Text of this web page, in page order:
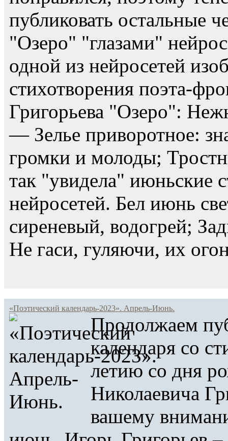
публиковать остальные
"Озеро" "глазами"
одной из нейросетей
стихотворения поэта-
Григорьева "Озеро":
— Зелье приворотное:
громки и молоды;
так "увидела" июньские
нейросетей. Бел июнь
сиреневый, водогрей;
Не гаси, гуляючи, их
«Поэтический календарь-2023». Апрель-Июнь.
Продолжаем
календаря со
летию со дня
Николаевича
вашему